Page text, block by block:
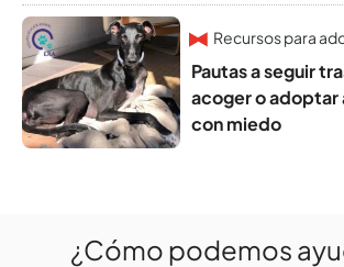
Recursos para
Pautas a seguir
acoger o adoptar
con miedo
¿Cómo podemos